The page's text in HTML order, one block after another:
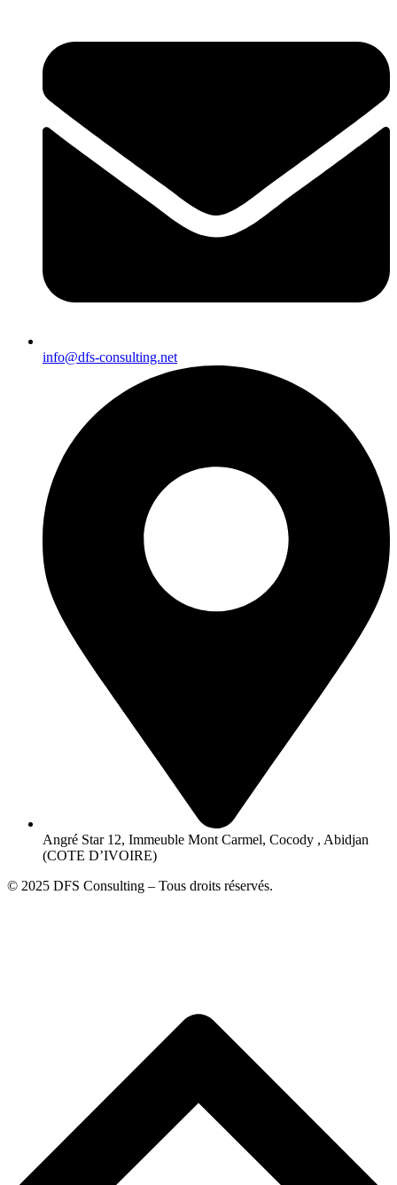
info@dfs-consulting.net
Angré Star 12, Immeuble Mont Carmel, Cocody , Abidjan
(COTE D’IVOIRE)
© 2025 DFS Consulting – Tous droits réservés.